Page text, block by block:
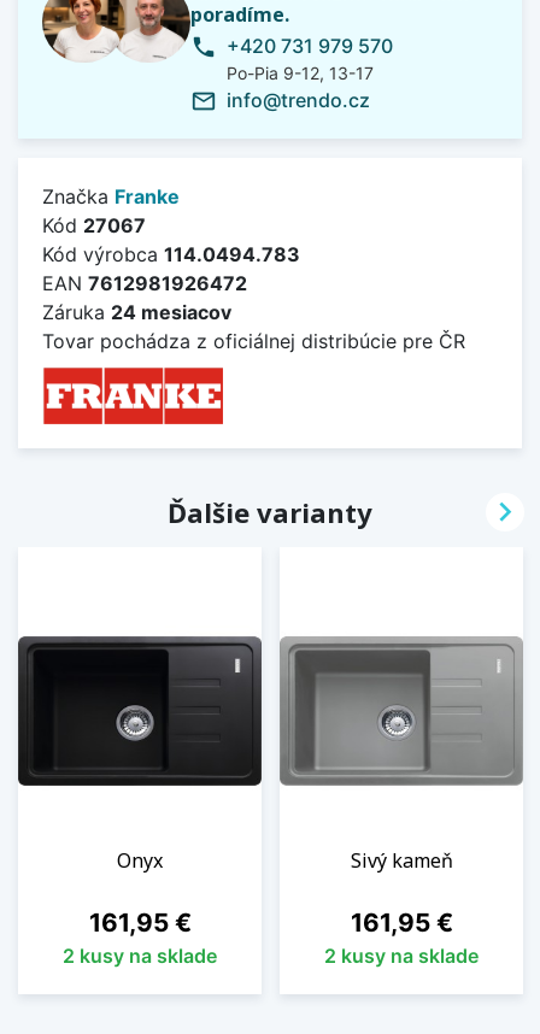
poradíme.
phone +420 731 979 570
Po-Pia 9-12, 13-17
mail_outline info@trendo.cz
Značka Franke
Kód 27067
Kód výrobca 114.0494.783
EAN 7612981926472
Záruka 24 mesiacov
Tovar pochádza z oficiálnej distribúcie pre ČR
Ďalšie varianty
Onyx
Cena
161,95 €
2 kusy na sklade
Sivý kameň
Cena
161,95 €
2 kusy na sklade
